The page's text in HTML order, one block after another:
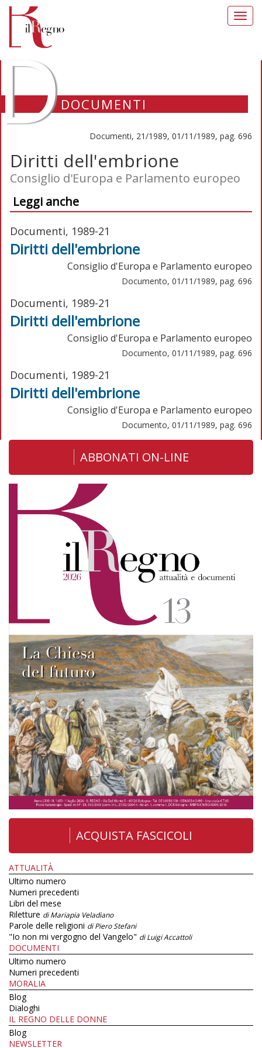
DOCUMENTI
Documenti, 21/1989, 01/11/1989, pag. 696
Diritti dell'embrione
Consiglio d'Europa e Parlamento europeo
Leggi anche
Documenti, 1989-21
Diritti dell'embrione
Consiglio d'Europa e Parlamento europeo
Documento, 01/11/1989, pag. 696
Documenti, 1989-21
Diritti dell'embrione
Consiglio d'Europa e Parlamento europeo
Documento, 01/11/1989, pag. 696
Documenti, 1989-21
Diritti dell'embrione
Consiglio d'Europa e Parlamento europeo
Documento, 01/11/1989, pag. 696
ABBONATI ON-LINE
ACQUISTA FASCICOLI
ATTUALITÀ
Ultimo numero
Numeri precedenti
Libri del mese
Riletture di Mariapia Veladiano
Parole delle religioni di Piero Stefani
"Io non mi vergogno del Vangelo" di Luigi Accattoli
DOCUMENTI
Ultimo numero
Numeri precedenti
MORALIA
Blog
Dialoghi
IL REGNO DELLE DONNE
Blog
NEWSLETTER